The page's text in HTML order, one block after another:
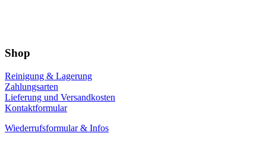
Shop
Reinigung & Lagerung
Zahlungsarten
Lieferung und Versandkosten
Kontaktformular
Wiederrufsformular & Infos